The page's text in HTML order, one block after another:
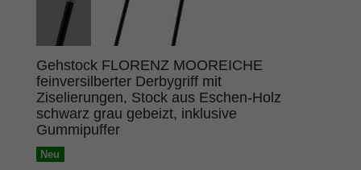
Gehstock FLORENZ MOOREICHE
feinversilberter Derbygriff mit
Ziselierungen, Stock aus Eschen-Holz
schwarz grau gebeizt, inklusive
Gummipuffer
Neu